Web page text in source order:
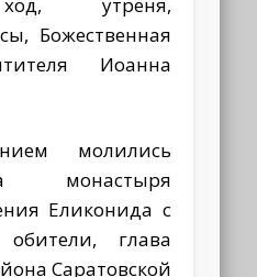
утреня,
Божественная
Иоанна
молились
монастыря
Еликонида с
обители, глава
Саратовской